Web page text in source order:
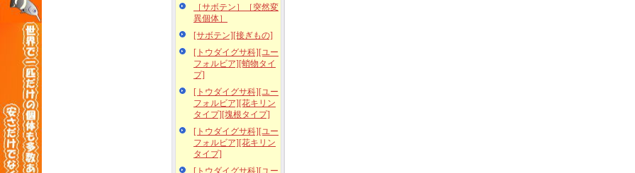
［サボテン］［突然変
異個体］
[サボテン][接ぎもの]
[トウダイグサ科][ユー
フォルビア][蛸物タイ
プ]
[トウダイグサ科][ユー
フォルビア][花キリン
タイプ][塊根タイプ]
[トウダイグサ科][ユー
フォルビア][花キリン
タイプ]
[トウダイグサ科][ユー